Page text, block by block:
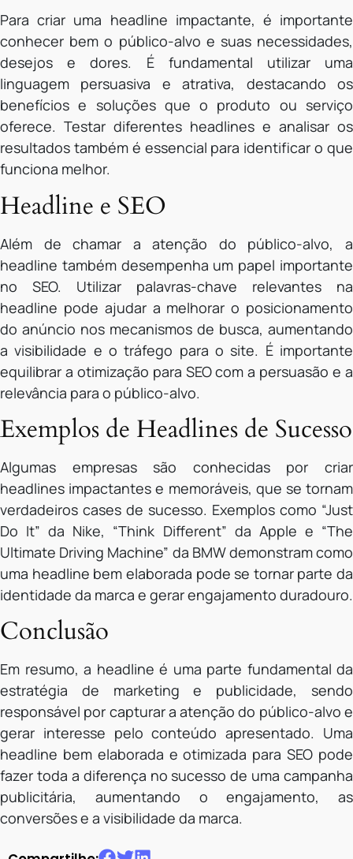
Para criar uma headline impactante, é importante
conhecer bem o público-alvo e suas necessidades,
desejos e dores. É fundamental utilizar uma
linguagem persuasiva e atrativa, destacando os
benefícios e soluções que o produto ou serviço
oferece. Testar diferentes headlines e analisar os
resultados também é essencial para identificar o que
funciona melhor.
Headline e SEO
Além de chamar a atenção do público-alvo, a
headline também desempenha um papel importante
no SEO. Utilizar palavras-chave relevantes na
headline pode ajudar a melhorar o posicionamento
do anúncio nos mecanismos de busca, aumentando
a visibilidade e o tráfego para o site. É importante
equilibrar a otimização para SEO com a persuasão e a
relevância para o público-alvo.
Exemplos de Headlines de Sucesso
Algumas empresas são conhecidas por criar
headlines impactantes e memoráveis, que se tornam
verdadeiros cases de sucesso. Exemplos como “Just
Do It” da Nike, “Think Different” da Apple e “The
Ultimate Driving Machine” da BMW demonstram como
uma headline bem elaborada pode se tornar parte da
identidade da marca e gerar engajamento duradouro.
Conclusão
Em resumo, a headline é uma parte fundamental da
estratégia de marketing e publicidade, sendo
responsável por capturar a atenção do público-alvo e
gerar interesse pelo conteúdo apresentado. Uma
headline bem elaborada e otimizada para SEO pode
fazer toda a diferença no sucesso de uma campanha
publicitária, aumentando o engajamento, as
conversões e a visibilidade da marca.